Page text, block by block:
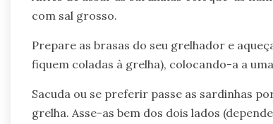
com sal grosso.
Prepare as brasas do seu grelhador e
fiquem coladas à grelha), colocando-a a
Sacuda ou se preferir passe as sardinhas
grelha. Asse-as bem dos dois lados